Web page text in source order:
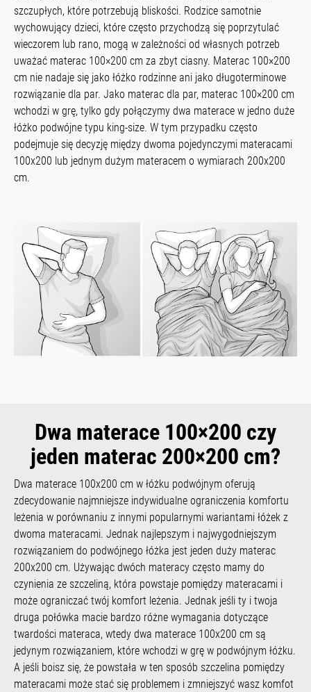
szczupłych, które potrzebują bliskości. Rodzice samotnie
wychowujący dzieci, które często przychodzą się poprzytulać
wieczorem lub rano, mogą w zależności od własnych potrzeb
uważać materac 100×200 cm za zbyt ciasny. Materac 100×200
cm nie nadaje się jako łóżko rodzinne ani jako długoterminowe
rozwiązanie dla par. Jako materac dla par, materac 100×200 cm
wchodzi w grę, tylko gdy połączymy dwa materace w jedno duże
łóżko podwójne typu king-size. W tym przypadku często
podejmuje się decyzję między dwoma pojedynczymi materacami
100x200 lub jednym dużym materacem o wymiarach 200x200
cm.
Dwa materace 100×200 czy
jeden materac 200×200 cm?
Dwa materace 100x200 cm w łóżku podwójnym oferują
zdecydowanie najmniejsze indywidualne ograniczenia komfortu
leżenia w porównaniu z innymi popularnymi wariantami łóżek z
dwoma materacami. Jednak najlepszym i najwygodniejszym
rozwiązaniem do podwójnego łóżka jest jeden duży materac
200x200 cm. Używając dwóch materacy często mamy do
czynienia ze szczeliną, która powstaje pomiędzy materacami i
może ograniczać twój komfort leżenia. Jednak jeśli ty i twoja
druga połówka macie bardzo różne wymagania dotyczące
twardości materaca, wtedy dwa materace 100x200 cm są
jedynym rozwiązaniem, które wchodzi w grę w podwójnym łóżku.
A jeśli boisz się, że powstała w ten sposób szczelina pomiędzy
materacami może stać się problemem i zmniejszyć wasz komfot